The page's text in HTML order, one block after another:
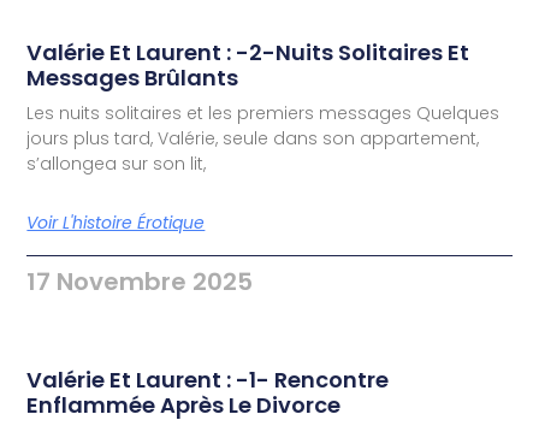
Valérie Et Laurent : -2-Nuits Solitaires Et
Messages Brûlants
Les nuits solitaires et les premiers messages Quelques
jours plus tard, Valérie, seule dans son appartement,
s’allongea sur son lit,
Voir L'histoire Érotique
17 Novembre 2025
Valérie Et Laurent : -1- Rencontre
Enflammée Après Le Divorce